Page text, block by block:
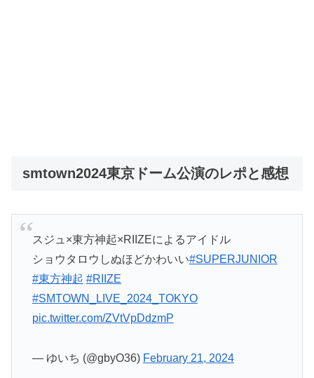
smtown2024東京ドーム公演のレポと感想
スジュ×東方神起×RIIZEによるアイドル
ショウタロウしぬほどかわいい#SUPERJUNIOR
#東方神起 #RIIZE
#SMTOWN_LIVE_2024_TOKYO
pic.twitter.com/ZVtVpDdzmP
— ゆいち (@gbyO36) February 21, 2024